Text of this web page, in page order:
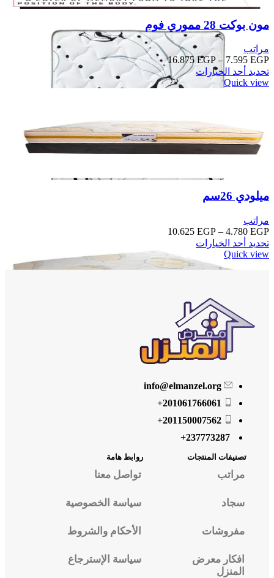
مون بوكت 28 مموري فوم
مراتب
7.595 EGP
–
16.875EGP
تحديد أحد الخيارات
Quick view
أضف الى المفضلة
ميلودي 26سم
مراتب
4.780 EGP
–
10.625 EGP
تحديد أحد الخيارات
Quick view
info@elmanzel.org
201061766061+
201150007562+
237773287+
تصنيفات المنتجات
مراتب
سجاد
مفروشات
افكار معرض
المنزل
روابط هامة
تواصل معنا
سياسة الخصوصية
الأحكام والشروط
سياسة الإسترجاع